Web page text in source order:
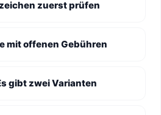
zuerst prüfen
mit offenen Gebühren
gibt zwei Varianten